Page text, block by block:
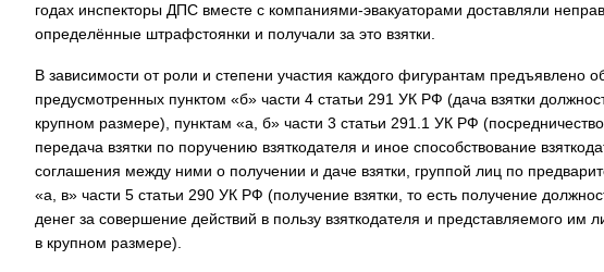
годах инспекторы ДПС вместе с компаниями-эвакуаторами доставляли
определённые штрафстоянки и получали за это взятки.
В зависимости от роли и степени участия каждого фигурантам предъявлено
предусмотренных пунктом «б» части 4 статьи 291 УК РФ (дача взятки
крупном размере), пунктам «а, б» части 3 статьи 291.1 УК РФ
передача взятки по поручению взяткодателя и иное способствование
соглашения между ними о получении и даче взятки, группой лиц по
«а, в» части 5 статьи 290 УК РФ (получение взятки, то есть получение
денег за совершение действий в пользу взяткодателя и представляемого им
в крупном размере).